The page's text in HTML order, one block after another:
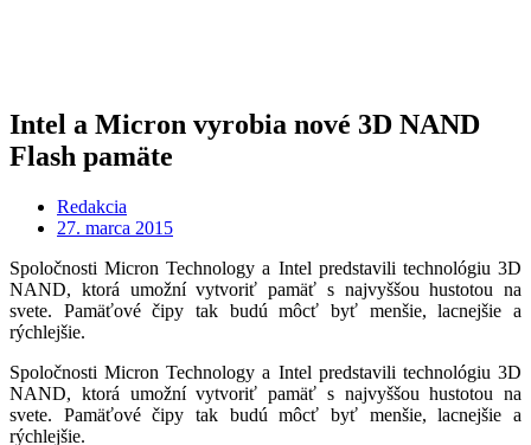
Intel a Micron vyrobia nové 3D NAND
Flash pamäte
Redakcia
27. marca 2015
Spoločnosti Micron Technology a Intel predstavili technológiu 3D
NAND, ktorá umožní vytvoriť pamäť s najvyššou hustotou na
svete. Pamäťové čipy tak budú môcť byť menšie, lacnejšie a
rýchlejšie.
Spoločnosti Micron Technology a Intel predstavili technológiu 3D
NAND, ktorá umožní vytvoriť pamäť s najvyššou hustotou na
svete. Pamäťové čipy tak budú môcť byť menšie, lacnejšie a
rýchlejšie.